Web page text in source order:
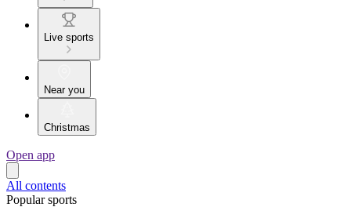
Live sports
Near you
Christmas
Open app
All contents
Popular sports